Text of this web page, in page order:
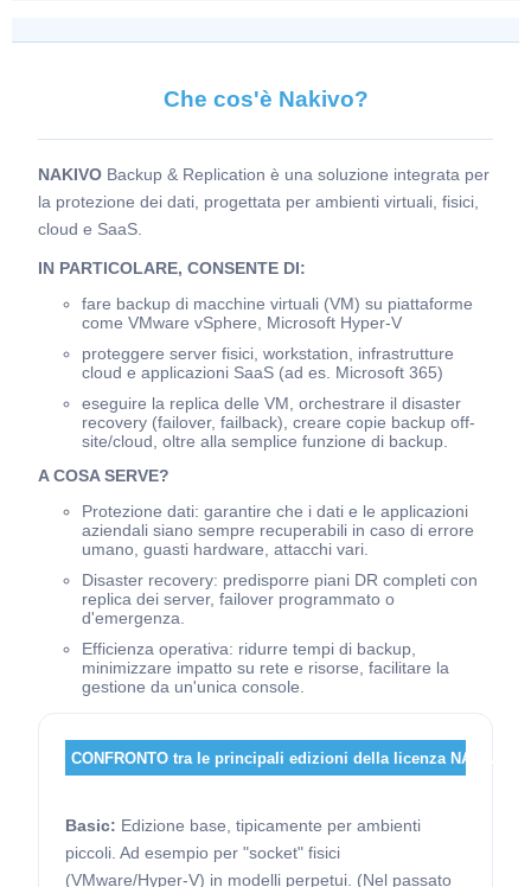
Che cos'è Nakivo?
NAKIVO Backup & Replication è una soluzione integrata per
la protezione dei dati, progettata per ambienti virtuali, fisici,
cloud e SaaS.
IN PARTICOLARE, CONSENTE DI:
fare backup di macchine virtuali (VM) su piattaforme
come VMware vSphere, Microsoft Hyper-V
proteggere server fisici, workstation, infrastrutture
cloud e applicazioni SaaS (ad es. Microsoft 365)
eseguire la replica delle VM, orchestrare il disaster
recovery (failover, failback), creare copie backup off-
site/cloud, oltre alla semplice funzione di backup.
A COSA SERVE?
Protezione dati: garantire che i dati e le applicazioni
aziendali siano sempre recuperabili in caso di errore
umano, guasti hardware, attacchi vari.
Disaster recovery: predisporre piani DR completi con
replica dei server, failover programmato o
d'emergenza.
Efficienza operativa: ridurre tempi di backup,
minimizzare impatto su rete e risorse, facilitare la
gestione da un'unica console.
CONFRONTO tra le principali edizioni della licenza NAKIVO:
Basic: Edizione base, tipicamente per ambienti
piccoli. Ad esempio per "socket" fisici
(VMware/Hyper-V) in modelli perpetui. (Nel passato